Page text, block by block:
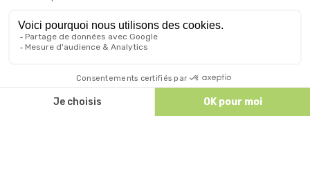
ainsi qu’une exposition d’anciens costumes et robes
en soie.
Discutez avec nous